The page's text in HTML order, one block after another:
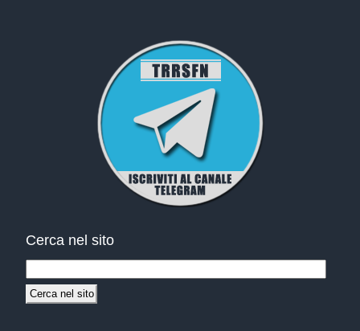
Cerca nel sito